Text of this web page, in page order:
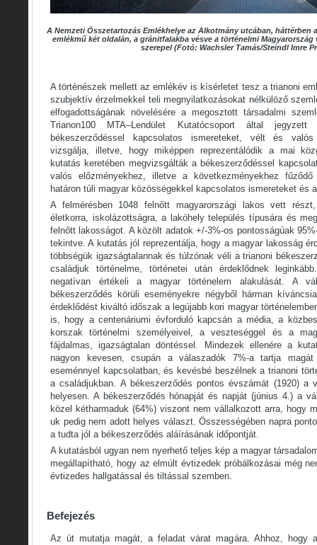
A Nemzeti Összetartozás Emlékhelye az Alkotmány utcában, háttérben
emlékmű két oldalán, a gránitfalakba vésve a történelmi
szerepel (Fotó: Wachsler Tamás/Steindl Imre
A történészek mellett az emlékév is kísérletet tesz a trianoni
szubjektív érzelmekkel teli megnyilatkozásokat nélkülöző
elfogadottságának növelésére a megosztott társadalmi
Trianon100 MTA–Lendület Kutatócsoport által jegyzett
békeszerződéssel kapcsolatos ismereteket, vélt és
vizsgálja, illetve, hogy miképpen reprezentálódik a mai
kutatás keretében megvizsgálták a békeszerződéssel
valós előzményekhez, illetve a következményekhez
határon túli magyar közösségekkel kapcsolatos ismereteket és
A felmérésben 1048 felnőtt magyarországi lakos vett
életkorra, iskolázottságra, a lakóhely település típusára és
felnőtt lakosságot. A közölt adatok +/-3%-os pontosságúak
tekintve. A kutatás jól reprezentálja, hogy a magyar lakosság
többségük igazságtalannak és túlzónak véli a trianoni
családjuk történelme, történetei után érdeklődnek
negatívan értékeli a magyar történelem alakulását. A
békeszerződés körüli eseményekre négyből hárman
érdeklődést kiváltó időszak a legújabb kori magyar
is, hogy a centenáriumi évforduló kapcsán a média, a
korszak történelmi személyeivel, a veszteséggel és a
fájdalmas, igazságtalan döntéssel. Mindezek ellenére a
nagyon kevesen, csupán a válaszadók 7%-a tartja
eseménnyel kapcsolatban, és kevésbé beszélnek a trianoni
a családjukban. A békeszerződés pontos évszámát (1920) a
helyesen. A békeszerződés hónapját és napját (június 4.) a
közel kétharmaduk (64%) viszont nem vállalkozott arra, hogy
uk pedig nem adott helyes választ. Összességében napra
a tudta jól a békeszerződés aláírásának időpontját.
A kutatásból ugyan nem nyerhető teljes kép a magyar
megállapítható, hogy az elmúlt évtizedek próbálkozásai még
évtizedes hallgatással és tiltással szemben.
Befejezés
Az út mutatja magát, a feladat várat magára. Ahhoz, hogy